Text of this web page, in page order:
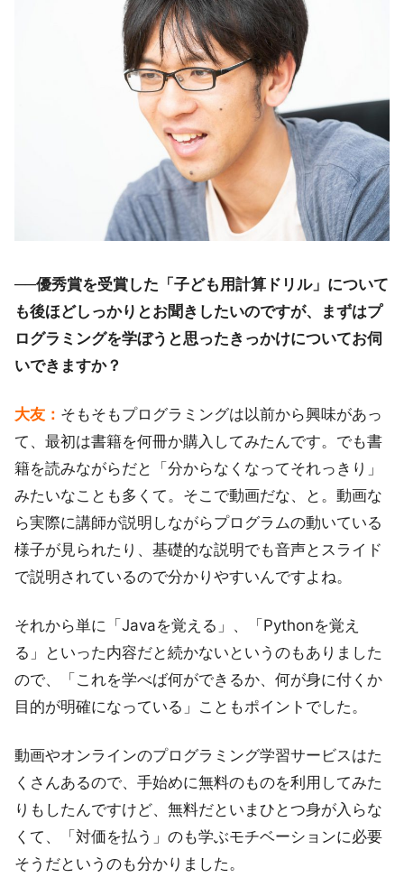
──優秀賞を受賞した「子ども用計算ドリル」について
も後ほどしっかりとお聞きしたいのですが、まずはプ
ログラミングを学ぼうと思ったきっかけについてお伺
いできますか？
大友： そもそもプログラミングは以前から興味があっ
て、最初は書籍を何冊か購入してみたんです。でも書
籍を読みながらだと「分からなくなってそれっきり」
みたいなことも多くて。そこで動画だな、と。動画な
ら実際に講師が説明しながらプログラムの動いている
様子が見られたり、基礎的な説明でも音声とスライド
で説明されているので分かりやすいんですよね。
それから単に「Javaを覚える」、「Pythonを覚え
る」といった内容だと続かないというのもありました
ので、「これを学べば何ができるか、何が身に付くか
目的が明確になっている」こともポイントでした。
動画やオンラインのプログラミング学習サービスはた
くさんあるので、手始めに無料のものを利用してみた
りもしたんですけど、無料だといまひとつ身が入らな
くて、「対価を払う」のも学ぶモチベーションに必要
そうだというのも分かりました。